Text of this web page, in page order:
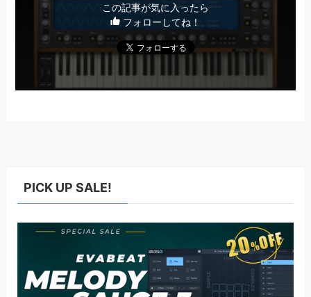
この記事が気に入ったら
フォローしてね！
PICK UP SALE!